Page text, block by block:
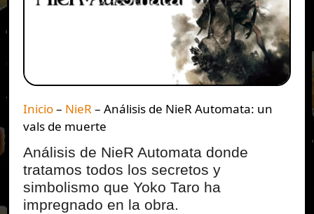
Inicio– NieR – Análisis de NieR Automata: un
vals de muerte
Análisis de NieR Automata donde
tratamos todos los secretos y
simbolismo que Yoko Taro ha
impregnado en la obra.